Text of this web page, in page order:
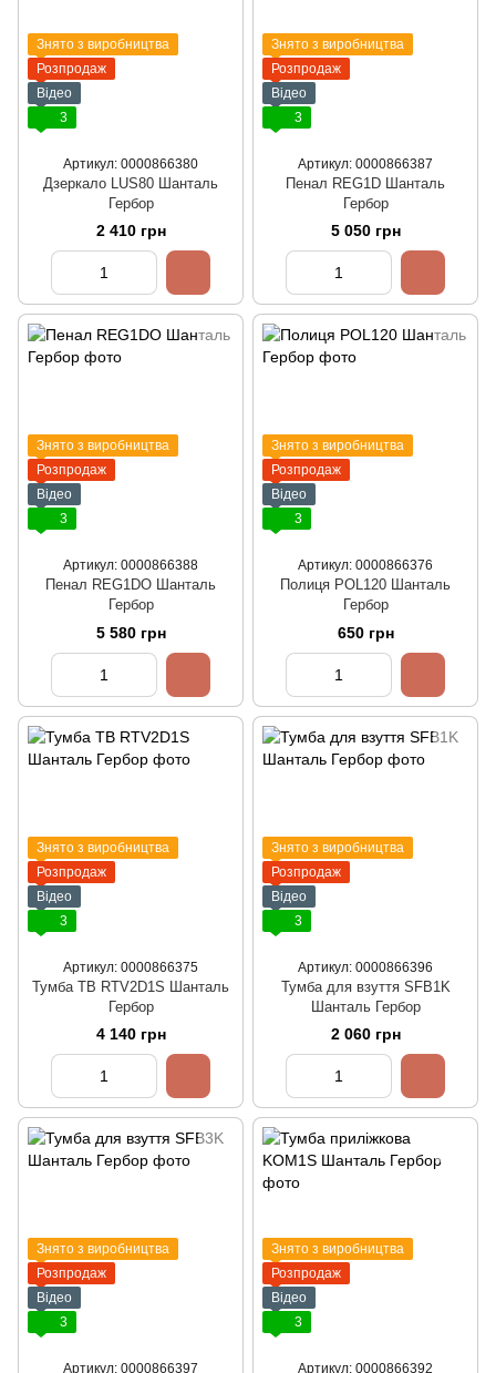
Знято з виробництва
Розпродаж
Відео
3
Артикул: 0000866380
Дзеркало LUS80 Шанталь
Гербор
2 410 грн
Знято з виробництва
Розпродаж
Відео
3
Артикул: 0000866387
Пенал REG1D Шанталь
Гербор
5 050 грн
Знято з виробництва
Розпродаж
Відео
3
Артикул: 0000866388
Пенал REG1DO Шанталь
Гербор
5 580 грн
Знято з виробництва
Розпродаж
Відео
3
Артикул: 0000866376
Полиця POL120 Шанталь
Гербор
650 грн
Знято з виробництва
Розпродаж
Відео
3
Артикул: 0000866375
Тумба ТВ RTV2D1S Шанталь
Гербор
4 140 грн
Знято з виробництва
Розпродаж
Відео
3
Артикул: 0000866396
Тумба для взуття SFB1K
Шанталь Гербор
2 060 грн
Знято з виробництва
Розпродаж
Відео
3
Артикул: 0000866397
Знято з виробництва
Розпродаж
Відео
3
Артикул: 0000866392